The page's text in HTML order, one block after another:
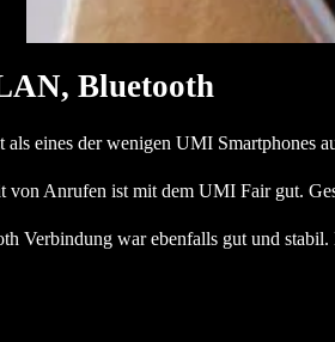
Bluetooth
eines der wenigen UMI Smartphones
von Anrufen ist mit dem UMI Fair gut.
Verbindung war ebenfalls gut und